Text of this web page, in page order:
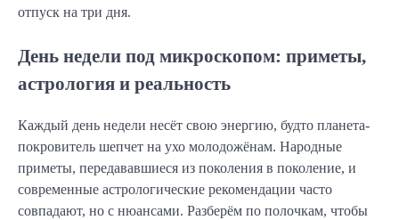
отпуск на три дня.
День недели под микроскопом: приметы,
астрология и реальность
Каждый день недели несёт свою энергию, будто планета-
покровитель шепчет на ухо молодожёнам. Народные
приметы, передававшиеся из поколения в поколение, и
современные астрологические рекомендации часто
совпадают, но с нюансами. Разберём по полочкам, чтобы